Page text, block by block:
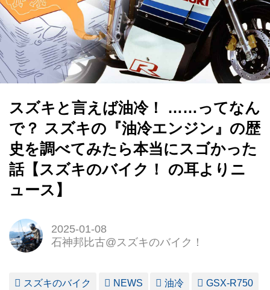
スズキと言えば油冷！ ……ってなん
で？ スズキの『油冷エンジン』の歴
史を調べてみたら本当にスゴかった
話【スズキのバイク！ の耳よりニ
ュース】
2025-01-08
石神邦比古@スズキのバイク！
スズキのバイク NEWS 油冷 GSX-R750